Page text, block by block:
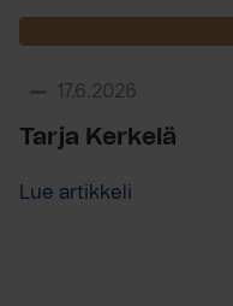
17.6.2026
Tarja Kerkelä
Lue artikkeli